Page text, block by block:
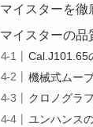
マイスターを徹
マイスターの品
Cal.J101.65
機械式ムー
クロノグラ
ユンハンス